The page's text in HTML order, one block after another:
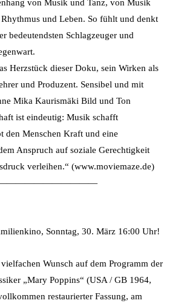
von Musik und Tanz, von Musik
und Leben. So fühlt und denkt
bedeutendsten Schlagzeuger und
Herzstück dieser Doku, sein Wirken als
und Produzent. Sensibel und mit
Mika Kaurismäki Bild und Ton
ist eindeutig: Musik schafft
den Menschen Kraft und eine
Anspruch auf soziale Gerechtigkeit
verleihen.“ (www.moviemaze.de)
Sonntag, 30. März 16:00 Uhr!
Wunsch auf dem Programm der
„Mary Poppins“ (USA / GB 1964,
restaurierter Fassung, am